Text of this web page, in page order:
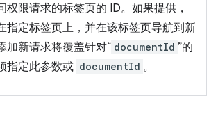
权限请求的标签页的 ID。如果提供，
指定标签页上，并在该标签页导航到新
加新请求将覆盖针对“ documentId ”的
指定此参数或 documentId 。